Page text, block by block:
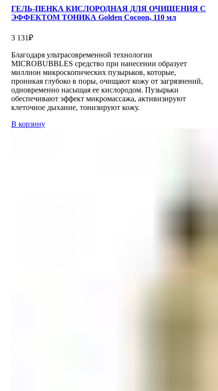
ГЕЛЬ-ПЕНКА КИСЛОРОДНАЯ ДЛЯ ОЧИЩЕНИЯ С
ЭФФЕКТОМ ТОНИКА Golden Cocoon, 110 мл
3 131₽
Благодаря ультрасовременной технологии
MICROBUBBLES средство при нанесении образует
миллион микроскопических пузырьков, которые,
проникая глубоко в поры, очищают кожу от загрязнений,
одновременно насыщая ее кислородом. Пузырьки
обеспечивают эффект микромассажа, активизируют
клеточное дыхание, тонизируют кожу.
В корзину